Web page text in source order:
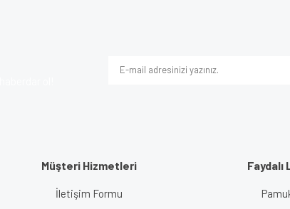
Müşteri Hizmetleri
İletişim Formu
Faydalı